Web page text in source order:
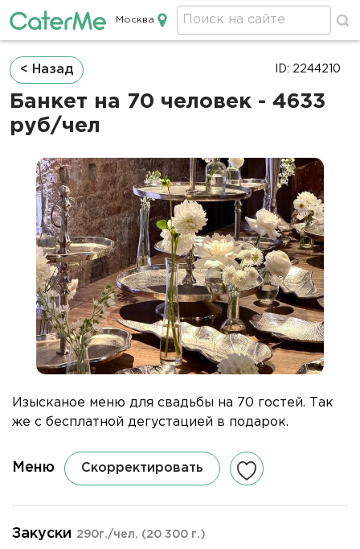
Кейтеринг в Москве
Москва
Строка
навигации
< Назад
Банкет на 70 человек - 4633
руб/чел
ID: 2244210
Изысканое меню для свадьбы на 70 гостей. Так
же с бесплатной дегустацией в подарок.
Меню Скорректировать
Закуски 290г./чел. (20 300 г.)